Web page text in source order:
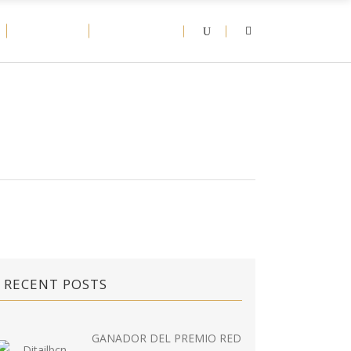
RECENT POSTS
GANADOR DEL PREMIO RED